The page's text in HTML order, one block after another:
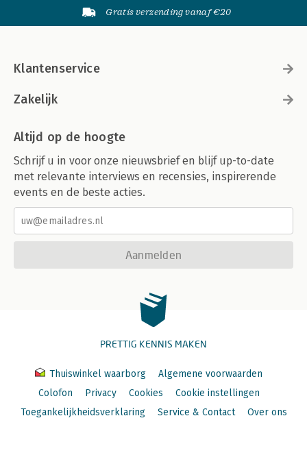
Gratis verzending vanaf €20
Klantenservice
Zakelijk
Altijd op de hoogte
Schrijf u in voor onze nieuwsbrief en blijf up-to-date
met relevante interviews en recensies, inspirerende
events en de beste acties.
Aanmelden
PRETTIG KENNIS MAKEN
Thuiswinkel waarborg
Algemene voorwaarden
Colofon
Privacy Cookies
Cookie instellingen
Toegankelijkheidsverklaring
Service & Contact Over ons